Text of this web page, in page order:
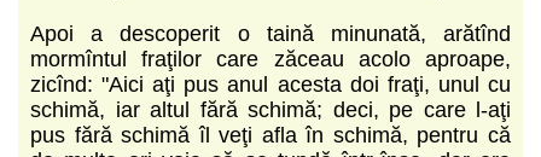
Apoi a descoperit o taină minunată, arătînd
mormîntul fraţilor care zăceau acolo aproape,
zicînd: "Aici aţi pus anul acesta doi fraţi, unul cu
schimă, iar altul fără schimă; deci, pe care l-aţi
pus fără schimă îl veţi afla în schimă, pentru că